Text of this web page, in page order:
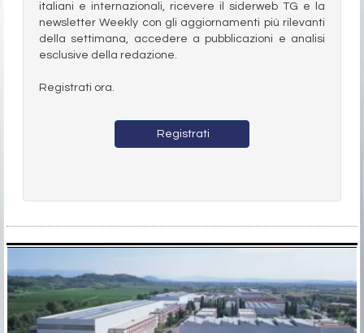
italiani e internazionali, ricevere il siderweb TG e la
newsletter Weekly con gli aggiornamenti più rilevanti
della settimana, accedere a pubblicazioni e analisi
esclusive della redazione.
Registrati ora.
Registrati